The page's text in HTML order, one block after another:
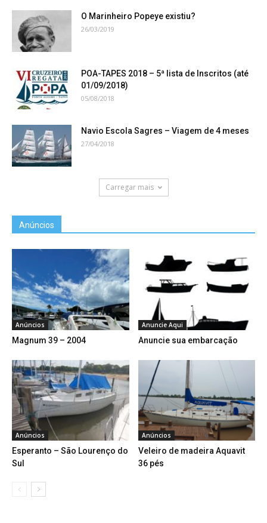
O Marinheiro Popeye existiu?
26/03/2019
POA-TAPES 2018 – 5ª lista de Inscritos (até
01/09/2018)
05/08/2018
Navio Escola Sagres – Viagem de 4 meses
27/04/2018
Carregar mais
Anúncios
Anúncios
Magnum 39 – 2004
Anuncie Aqui
Anuncie sua embarcação
Anúncios
Esperanto – São Lourenço do
Sul
Anúncios
Veleiro de madeira Aquavit
36 pés